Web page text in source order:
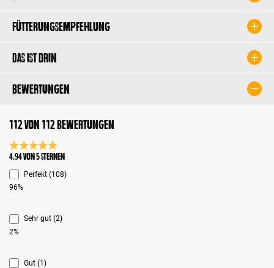
Fütterungsempfehlung
Das ist drin
Bewertungen
112 von 112 Bewertungen
Durchschnittliche Bewertung 4.9 von 5 Sternen
4.94 von 5 Sternen
Perfekt (108)
96%
Sehr gut (2)
2%
Gut (1)